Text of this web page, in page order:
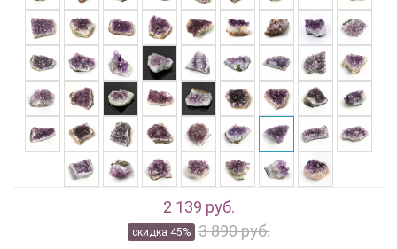
2 139 руб.
скидка 45% 3 890 руб.